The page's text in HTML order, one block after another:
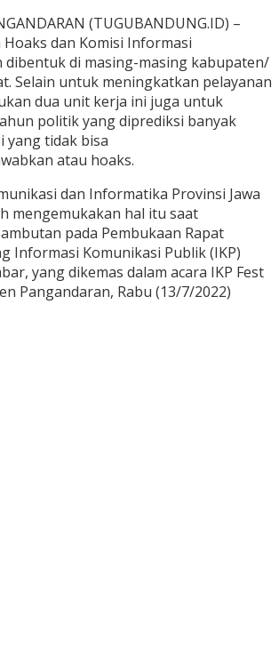
(TUGUBANDUNG.ID) –
dan Komisi Informasi
dibentuk di masing-masing kabupaten/
Selain untuk meningkatkan pelayanan
dua unit kerja ini juga untuk
politik yang diprediksi banyak
yang tidak bisa
atau hoaks.
dan Informatika Provinsi Jawa
mengemukakan hal itu saat
pada Pembukaan Rapat
Informasi Komunikasi Publik (IKP)
yang dikemas dalam acara IKP Fest
Pangandaran, Rabu (13/7/2022)